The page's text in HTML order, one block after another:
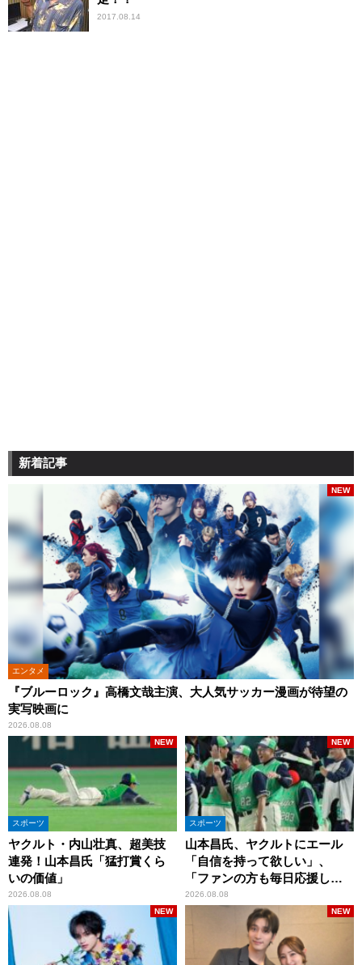
2017.08.14
新着記事
エンタメ
『ブルーロック』高橋文哉主演、大人気サッカー漫画が待望の
実写映画に
2026.08.08
NEW
スポーツ
ヤクルト・内山壮真、超美技
連発！山本昌氏「猛打賞くら
いの価値」
2026.08.08
NEW
スポーツ
山本昌氏、ヤクルトにエール
「自信を持って欲しい」、
「ファンの方も毎日応援して
くれています」
2026.08.08
NEW
NEW NEW